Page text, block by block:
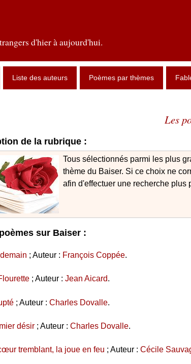
d'hier à aujourd'hui.
Liste des auteurs Poèmes par thèmes
Les
de la rubrique :
Tous sélectionnés parmi les plus
thème du Baiser. Si ce choix ne
afin d'effectuer une recherche plus
sur Baiser :
; Auteur : François Coppée.
; Auteur : Jean Aicard.
; Auteur : Charles Dovalle.
désir ; Auteur : Charles Dovalle.
tremblant, la joue en feu ; Auteur : Cécile